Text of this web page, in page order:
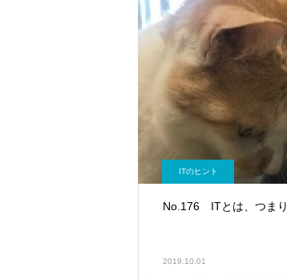
ITのヒント
No.176 ITとは、つまり
2019.10.01